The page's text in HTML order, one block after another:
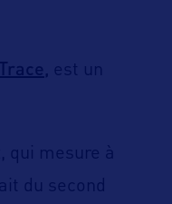
est un
qui mesure à
du second